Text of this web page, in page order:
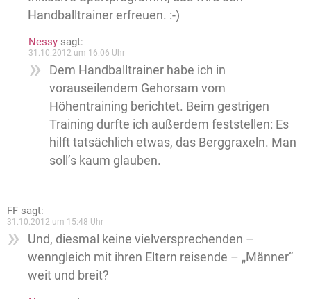
Handballtrainer erfreuen. :-)
Nessy sagt:
31.10.2012 um 16:06 Uhr
Dem Handballtrainer habe ich in
vorauseilendem Gehorsam vom
Höhentraining berichtet. Beim gestrigen
Training durfte ich außerdem feststellen: Es
hilft tatsächlich etwas, das Berggraxeln. Man
soll’s kaum glauben.
FF sagt:
31.10.2012 um 15:48 Uhr
Und, diesmal keine vielversprechenden –
wenngleich mit ihren Eltern reisende – „Männer“
weit und breit?